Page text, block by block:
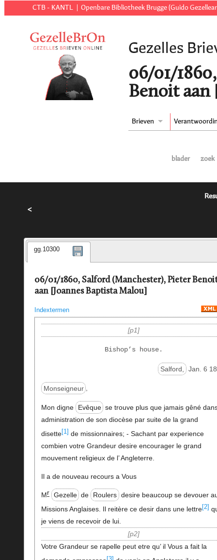
CTB - KANTL Openbare Bibliotheek Brugge (Guido
Gezelles
06/01/
Benoit aan
Brieven
blader zoek
<
gg.10300
06/01/1860, Salford (Manchester), Pieter
aan [Joannes Baptista Malou]
Indextermen
p1
Bishop’s house.
Salford, Jan. 6
Monseigneur ,
Mon digne Evêque se trouve plus que jamais gêné dans
administration de son diocèse par suite de la grand
disette [1] de missionnaires; - Sachant par experience
combien votre Grandeur desire encourager le grand
mouvement religieux de l’ Angleterre.
Il a de nouveau recours a Vous
Mr Gezelle de Roulers desire beaucoup se devouer
Missions Anglaises. Il reitère ce desir dans une lettre [2]
je viens de recevoir de lui.
p2
Votre Grandeur se rapelle peut etre qu’ il Vous a fait la